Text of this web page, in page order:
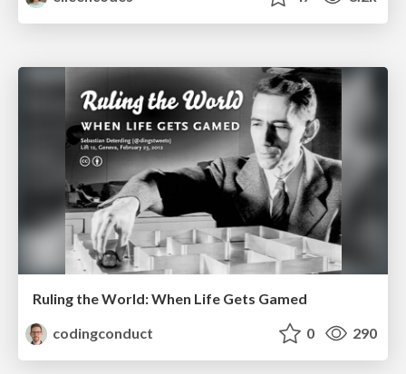
Ruling the World: When Life Gets Gamed
codingconduct
0 290